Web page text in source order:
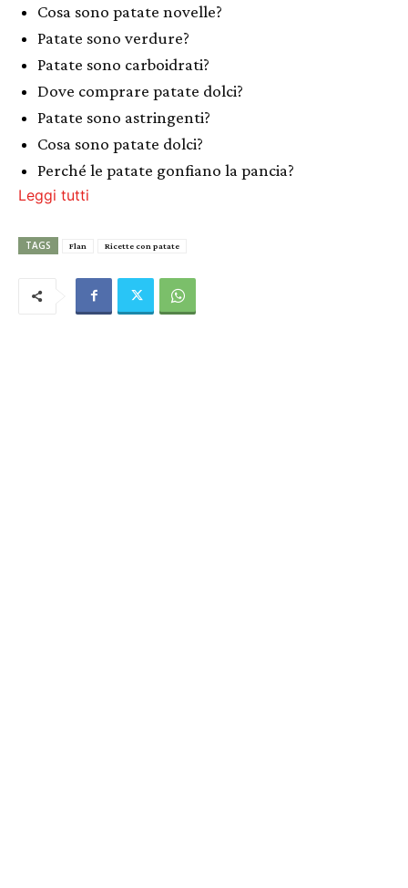
Cosa sono patate novelle?
Patate sono verdure?
Patate sono carboidrati?
Dove comprare patate dolci?
Patate sono astringenti?
Cosa sono patate dolci?
Perché le patate gonfiano la pancia?
Leggi tutti
TAGS Flan Ricette con patate